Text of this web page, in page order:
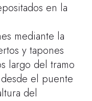
en la
mediante la
y tapones
largo del tramo
el puente
del